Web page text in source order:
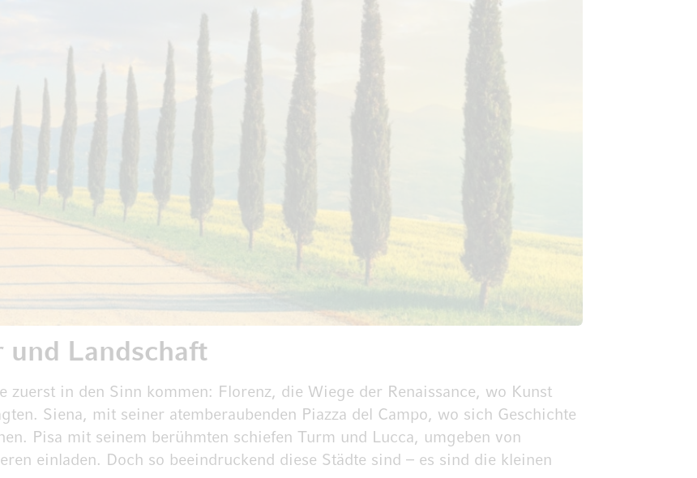
und Landschaft
zuerst in den Sinn kommen: Florenz, die Wiege der Renaissance, wo Kunst
Siena, mit seiner atemberaubenden Piazza del Campo, wo sich Geschichte
Pisa mit seinem berühmten schiefen Turm und Lucca, umgeben von
einladen. Doch so beeindruckend diese Städte sind – es sind die kleinen